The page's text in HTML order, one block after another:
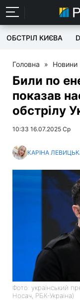
ОБСТРІЛ КИЄВА
Головна » Новини
Били по
показав
обстрілу
10:33 16.07.2025 Ср
КАРІНА
Фото: український
Носач, РБК-Україна)